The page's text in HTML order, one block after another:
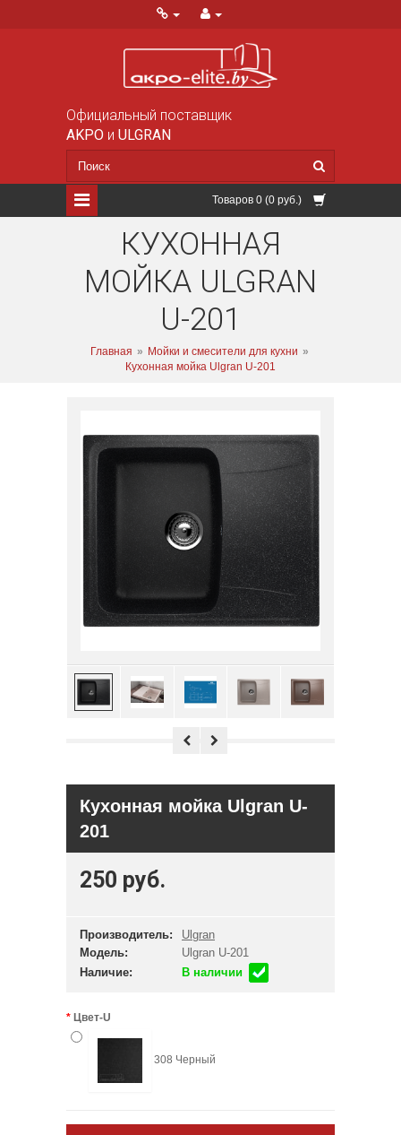
Официальный поставщик
AKPO и ULGRAN
Товаров 0 (0 руб.)
КУХОННАЯ
МОЙКА ULGRAN
U-201
Главная » Мойки и смесители для кухни »
Кухонная мойка Ulgran U-201
Кухонная мойка Ulgran U-
201
250 руб.
Производитель:
Ulgran
Модель:
Ulgran U-201
Наличие:
В наличии
Цвет-U
308 Черный